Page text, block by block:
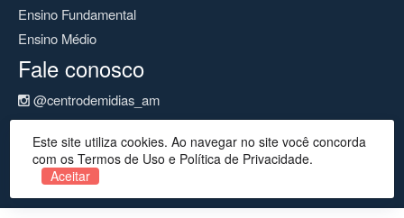
Ensino Fundamental
Ensino Médio
Fale conosco
@centrodemidias_am
@centrodemidias
cemeam@seduc.net
Este site utiliza cookies. Ao navegar no site você concorda
com os Termos de Uso e Política de Privacidade.
Aceitar